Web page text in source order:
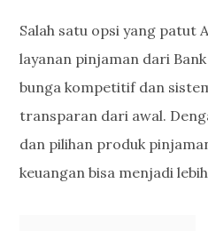
Salah satu opsi yang patut
layanan pinjaman dari
bunga kompetitif dan
transparan dari awal.
dan pilihan produk
keuangan bisa menjadi